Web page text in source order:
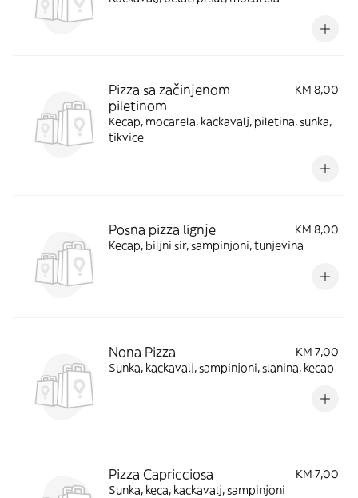
Pizza sa začinjenom
piletinom
KM 8,00
Kecap, mocarela, kackavalj, piletina, sunka,
tikvice
Posna pizza lignje
KM 8,00
Kecap, biljni sir, sampinjoni, tunjevina
Nona Pizza
KM 7,00
Sunka, kackavalj, sampinjoni, slanina, kecap
Pizza Capricciosa
KM 7,00
Sunka, keca, kackavalj, sampinjoni